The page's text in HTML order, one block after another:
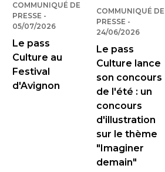
COMMUNIQUÉ DE
PRESSE-
05/07/2026
Le pass
Culture au
Festival
d'Avignon
COMMUNIQUÉ DE
PRESSE -
24/06/2026
Le pass
Culture lance
son concours
de l'été : un
concours
d'illustration
sur le thème
"Imaginer
demain"